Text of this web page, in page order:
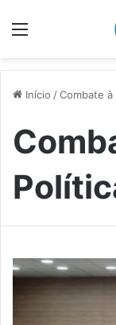
Início /Combate